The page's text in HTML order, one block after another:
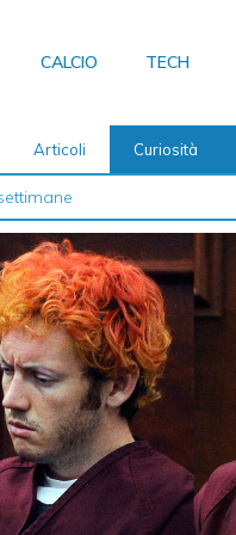
CALCIO TECH
Articoli Curiosità